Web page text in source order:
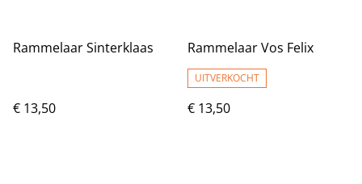
Rammelaar Sinterklaas
€ 13,50
Rammelaar Vos Felix
UITVERKOCHT
€ 13,50